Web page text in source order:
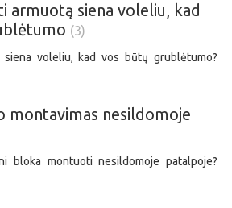
armuotą siena voleliu, kad
(3)
siena voleliu, kad vos būtų grublėtumo?
montavimas nesildomoje
bloka montuoti nesildomoje patalpoje?